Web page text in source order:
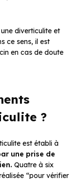
diverticulite et
ce sens, il est
en cas de doute
?
est établi à
une prise de
Quatre à six
“pour vérifier